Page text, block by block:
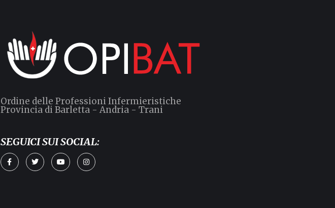
Ordine delle Professioni Infermieristiche
Provincia di Barletta - Andria - Trani
SEGUICI SUI SOCIAL: